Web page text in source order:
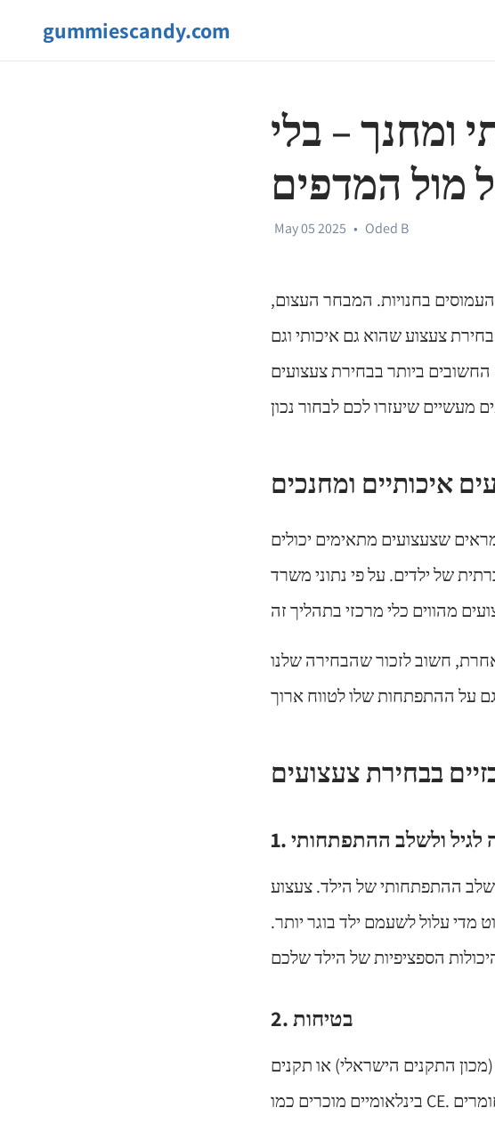
gummiescandy.com
ומחנך – בלי
מול המדפים
May 05 2025 • Oded B
בחנויות. המבחר העצום,
צעצוע שהוא גם איכותי וגם
ביותר בבחירת צעצועים
שצעצועים מתאימים יכולים
של ילדים. על פי נתוני משרד
חשוב לזכור שהבחירה שלנו
בבחירת צעצועים
לגיל ולשלב ההתפתחותי
ההתפתחותי של הילד. צעצוע
פשוט מדי עלול לשעמם ילד בוגר יותר.
2. בטיחות
התקנים הישראלי) או תקנים
בינלאומיים מוכרים כמו CE. בדקו שאין חלקים קטנים שעלולים להיבלע, קצוות חדים, או חומרים